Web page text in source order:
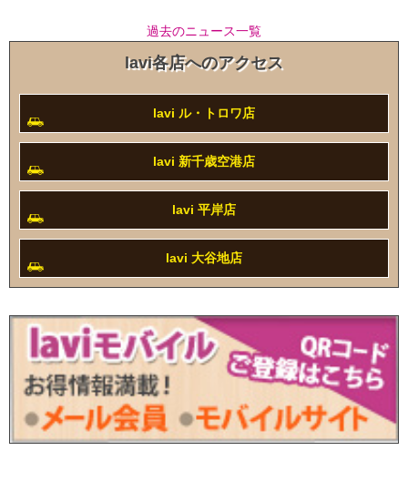
過去のニュース一覧
lavi各店へのアクセス
lavi ル・トロワ店
lavi 新千歳空港店
lavi 平岸店
lavi 大谷地店